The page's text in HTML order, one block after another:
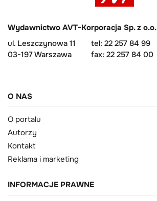
Wydawnictwo AVT-Korporacja Sp. z o.o.
ul. Leszczynowa 11
03-197 Warszawa
tel: 22 257 84 99
fax: 22 257 84 00
O NAS
O portalu
Autorzy
Kontakt
Reklama i marketing
INFORMACJE PRAWNE